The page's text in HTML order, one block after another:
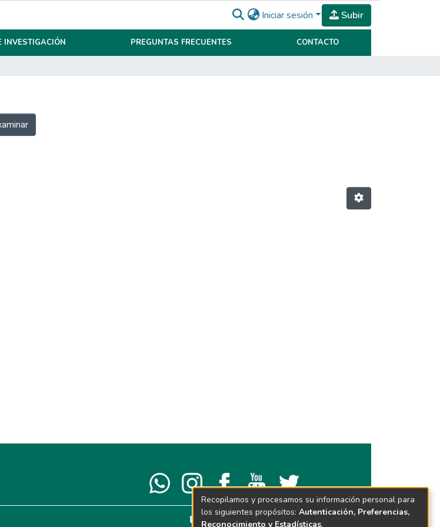
Iniciar sesión Subir
INVESTIGACIÓN PREGUNTAS FRECUENTES CONTACTO
Recopilamos y procesamos su información personal para
los siguientes propósitos: Autenticación, Preferencias,
Reconocimiento y Estadísticas.